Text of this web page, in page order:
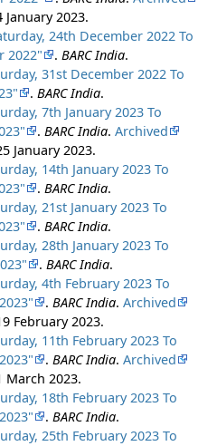
2023.
24th December 2022 To
2022"
. BARC India.
31st December 2022 To
. BARC India.
7th January 2023 To
. BARC India.Archived
January 2023.
14th January 2023 To
. BARC India.
21st January 2023 To
. BARC India.
28th January 2023 To
. BARC India.
4th February 2023 To
. BARC India.Archived
February 2023.
11th February 2023 To
. BARC India.Archived
2023.
18th February 2023 To
. BARC India.
25th February 2023 To